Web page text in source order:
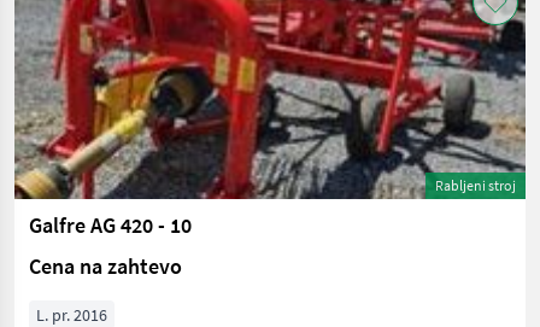
Rabljeni stroj
Galfre AG 420 - 10
Cena na zahtevo
L. pr. 2016